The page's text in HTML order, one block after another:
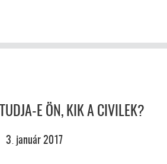
E ÖN, KIK A CIVILEK?
3. január 2017